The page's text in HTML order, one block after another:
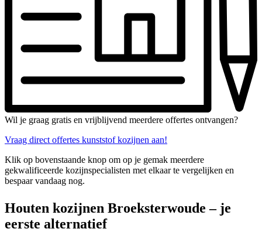
Wil je graag gratis en vrijblijvend meerdere offertes ontvangen?
Vraag direct offertes kunststof kozijnen aan!
Klik op bovenstaande knop om op je gemak meerdere
gekwalificeerde kozijnspecialisten met elkaar te vergelijken en
bespaar vandaag nog.
Houten kozijnen Broeksterwoude – je
eerste alternatief